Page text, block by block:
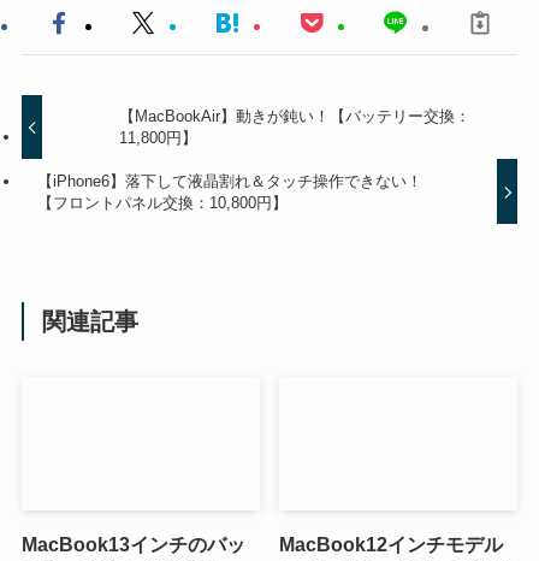
【MacBookAir】動きが鈍い！【バッテリー交換：
11,800円】
【iPhone6】落下して液晶割れ＆タッチ操作できない！
【フロントパネル交換：10,800円】
関連記事
MacBook13インチのバッ
MacBook12インチモデル